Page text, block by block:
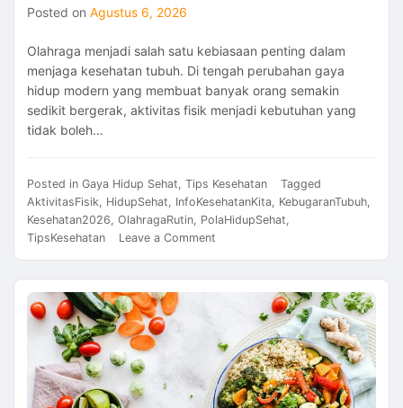
Posted on Agustus 6, 2026
Olahraga menjadi salah satu kebiasaan penting dalam
menjaga kesehatan tubuh. Di tengah perubahan gaya
hidup modern yang membuat banyak orang semakin
sedikit bergerak, aktivitas fisik menjadi kebutuhan yang
tidak boleh…
Posted in Gaya Hidup Sehat, Tips Kesehatan
Tagged
AktivitasFisik, HidupSehat, InfoKesehatanKita, KebugaranTubuh,
Kesehatan2026, OlahragaRutin, PolaHidupSehat,
TipsKesehatan
Leave a Comment
Menjaga
Kesehatan
Tubuh
dan